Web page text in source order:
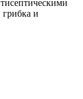
грибка и